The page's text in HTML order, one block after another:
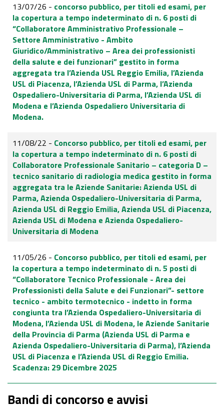
13/07/26 - concorso pubblico, per titoli ed esami, per
la copertura a tempo indeterminato di n. 6 posti di
“Collaboratore Amministrativo Professionale –
Settore Amministrativo - Ambito
Giuridico/Amministrativo – Area dei professionisti
della salute e dei funzionari” gestito in forma
aggregata tra l’Azienda USL Reggio Emilia, l’Azienda
USL di Piacenza, l’Azienda USL di Parma, l’Azienda
Ospedaliero-Universitaria di Parma, l’Azienda USL di
Modena e l’Azienda Ospedaliero Universitaria di
Modena.
11/08/22 - Concorso pubblico, per titoli ed esami, per
la copertura a tempo indeterminato di n. 6 posti di
Collaboratore Professionale Sanitario – categoria D –
tecnico sanitario di radiologia medica gestito in forma
aggregata tra le Aziende Sanitarie: Azienda USL di
Parma, Azienda Ospedaliero-Universitaria di Parma,
Azienda USL di Reggio Emilia, Azienda USL di Piacenza,
Azienda USL di Modena e Azienda Ospedaliero-
Universitaria di Modena
11/05/26 - Concorso pubblico, per titoli ed esami, per
la copertura a tempo indeterminato di n. 5 posti di
“Collaboratore Tecnico Professionale - Area dei
Professionisti della Salute e dei Funzionari”- settore
tecnico - ambito termotecnico - indetto in forma
congiunta tra l’Azienda Ospedaliero-Universitaria di
Modena, l’Azienda USL di Modena, le Aziende Sanitarie
della Provincia di Parma (Azienda USL di Parma e
Azienda Ospedaliero-Universitaria di Parma), l’Azienda
USL di Piacenza e l’Azienda USL di Reggio Emilia.
Scadenza: 29 Dicembre 2025
Bandi di concorso e avvisi